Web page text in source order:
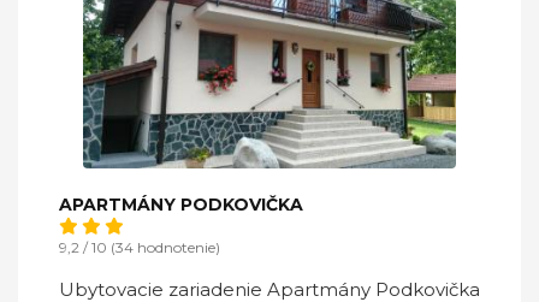
APARTMÁNY PODKOVIČKA
9,2 / 10 (34 hodnotenie)
Ubytovacie zariadenie Apartmány Podkovička